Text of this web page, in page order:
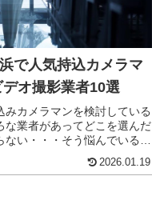
で人気持込カメラマ
オ撮影業者10選
みカメラマンを検討している
な業者があってどこを選んだ
ない・・・そう悩んでいる新
のクオリティやプラン、価格
2026.01.19